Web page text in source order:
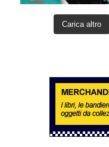
Carica altro